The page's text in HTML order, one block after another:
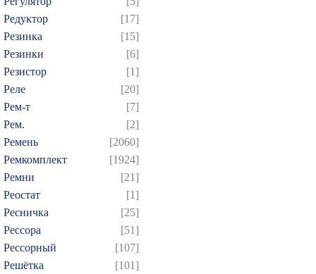
Редуктор
[17]
Резинка
[15]
Резинки
[6]
Резистор
[1]
Реле
[20]
Рем-т
[7]
Рем.
[2]
Ремень
[2060]
Ремкомплект
[1924]
Ремни
[21]
Реостат
[1]
Ресничка
[25]
Рессора
[51]
Рессорный
[107]
Решётка
[101]